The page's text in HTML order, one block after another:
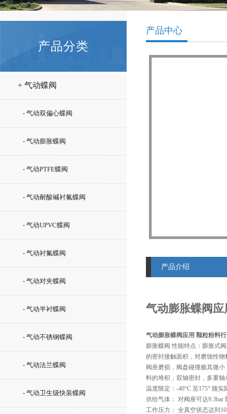
产品分类
+ 气动蝶阀
- 气动双偏心蝶阀
- 气动膨胀蝶阀
- 气动PTFE蝶阀
- 气动耐酸碱衬氟蝶阀
- 气动UPVC蝶阀
- 气动衬氟蝶阀
- 气动对夹蝶阀
- 气动半衬蝶阀
- 气动不锈钢蝶阀
- 气动法兰蝶阀
- 气动卫生级快装蝶阀
产品中心
产品介绍
气动膨胀蝶阀
气动膨胀蝶阀应用 颗粒粉料
膨胀蝶阀 性能特点：膨胀式
的密封接触面积，对磨蚀性
阀座磨损，阀盘碰撞极其微
料的堆积，双轴密封，多重轴
温度限定：-40°C 至175° 随
供给气体： 对阀座可达
工作压力： 全真空状态达到